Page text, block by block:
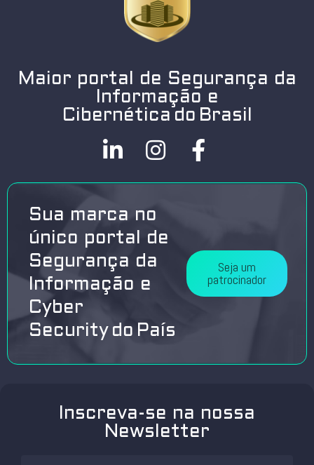
Maior portal de Segurança da
Informação e
Cibernética do Brasil
Sua marca no
único portal de
Segurança da
Informação e
Cyber
Security do País
Seja um
patrocinador
Inscreva-se na nossa
Newsletter